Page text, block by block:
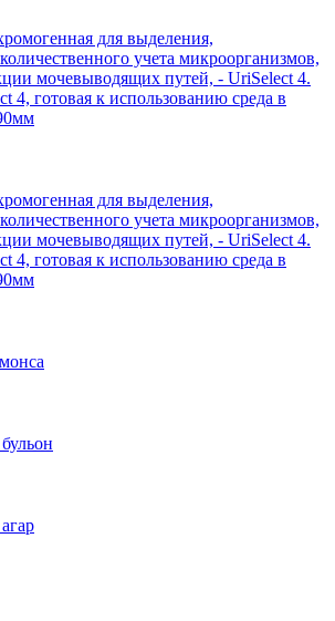
для выделения,
учета микроорганизмов,
мочевыводящих путей, - UriSelect 4.
4, готовая к использованию среда в
для выделения,
учета микроорганизмов,
мочевыводящих путей, - UriSelect 4.
4, готовая к использованию среда в